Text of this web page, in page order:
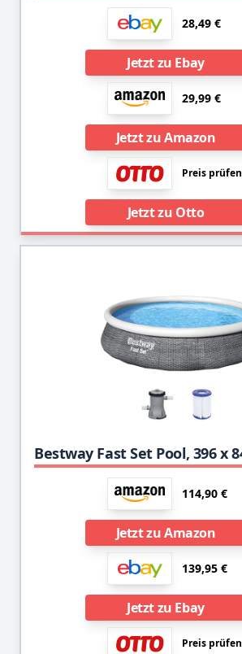
28,49 €
Jetzt zu Ebay
29,99 €
Jetzt zu Amazon
Preis prüfen
Jetzt zu Otto
114,90 €
Jetzt zu Amazon
139,95 €
Jetzt zu Ebay
Preis prüfen